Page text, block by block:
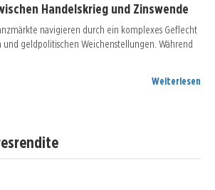
Handelskrieg und Zinswende
navigieren durch ein komplexes Geflecht
und geldpolitischen Weichenstellungen. Während
Weiterlesen